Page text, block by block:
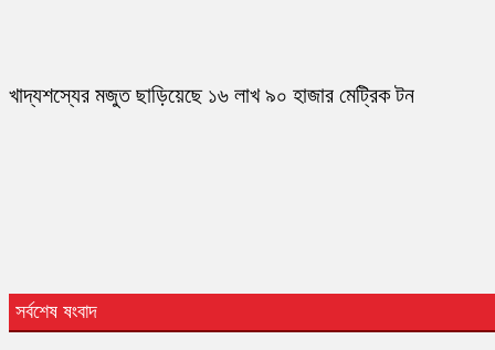
খাদ্যশস্যের মজুত ছাড়িয়েছে ১৬ লাখ ৯০ হাজার মেট্রিক টন
সর্বশেষ ষংবাদ